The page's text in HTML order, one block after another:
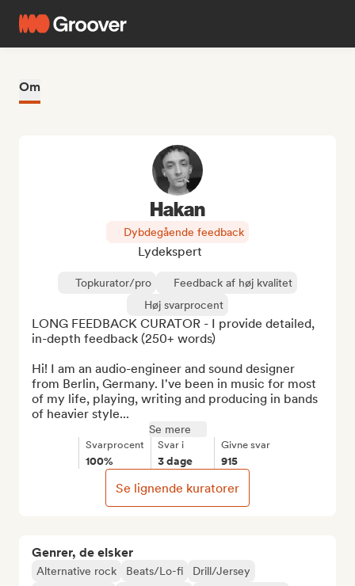
Om
Genrer, de elsker
Alternative rock Beats/Lo-fi
Drill/Jersey
Hakan
Dybdegående feedback
Lydekspert
Topkurator/pro
Feedback af høj kvalitet
Høj svarprocent
LONG FEEDBACK CURATOR - I provide detailed,
in-depth feedback (250+ words)
Hi! I am an audio-engineer and sound designer
from Berlin, Germany. I've been in music for most
of my life, playing, writing and producing in bands
of heavier style...
Se mere
Svarprocent
100%
Svar i
3 dage
Givne svar
915
Se lignende kuratorer